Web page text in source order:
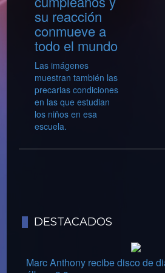
su reacción
conmueve a
todo el mundo
Las imágenes
muestran también las
precarias condiciones
en las que estudian
los niños en esa
escuela.
DESTACADOS
Marc Anthony recibe disco de